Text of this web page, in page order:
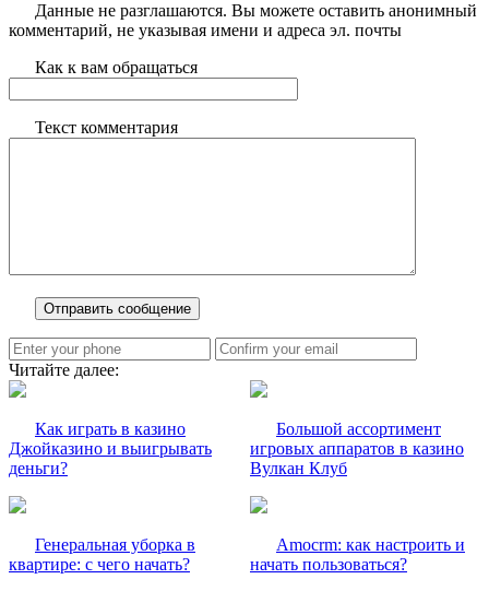
Данные не разглашаются. Вы можете оставить анонимный
комментарий, не указывая имени и адреса эл. почты
Как к вам обращаться
Текст комментария
Читайте далее:
Как играть в казино
Джойказино и выигрывать
деньги?
Большой ассортимент
игровых аппаратов в казино
Вулкан Клуб
Генеральная уборка в
квартире: с чего начать?
Аmocrm: как настроить и
начать пользоваться?